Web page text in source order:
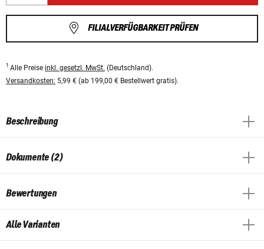
FILIALVERFÜGBARKEIT PRÜFEN
1 Alle Preise inkl. gesetzl. MwSt. (Deutschland).
Versandkosten: 5,99 € (ab 199,00 € Bestellwert gratis).
Beschreibung
Dokumente (2)
Bewertungen
Alle Varianten